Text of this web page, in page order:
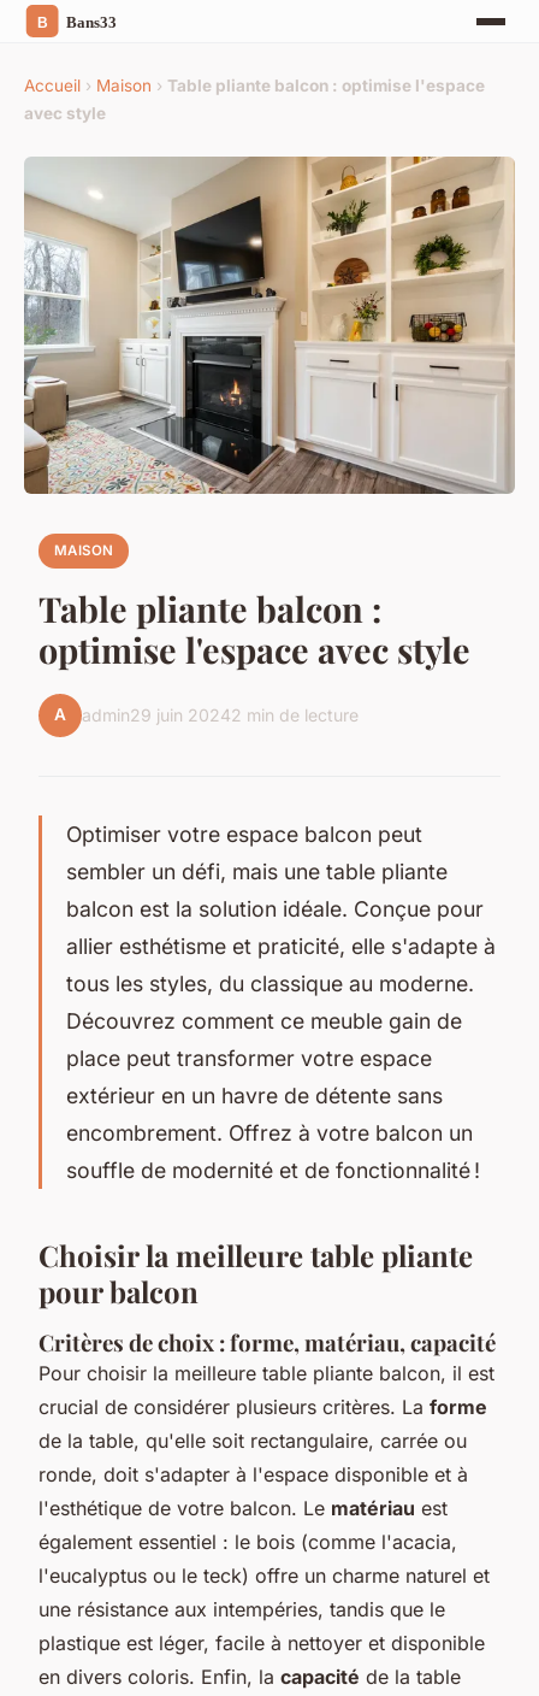
Accueil › Maison › Table pliante balcon : optimise l'espace
avec style
MAISON
Table pliante balcon :
optimise l'espace avec style
A admin29 juin 20242 min de lecture
Optimiser votre espace balcon peut
sembler un défi, mais une table pliante
balcon est la solution idéale. Conçue pour
allier esthétisme et praticité, elle s'adapte à
tous les styles, du classique au moderne.
Découvrez comment ce meuble gain de
place peut transformer votre espace
extérieur en un havre de détente sans
encombrement. Offrez à votre balcon un
souffle de modernité et de fonctionnalité !
Choisir la meilleure table pliante
pour balcon
Critères de choix : forme, matériau, capacité
Pour choisir la meilleure table pliante balcon, il est
crucial de considérer plusieurs critères. La forme
de la table, qu'elle soit rectangulaire, carrée ou
ronde, doit s'adapter à l'espace disponible et à
l'esthétique de votre balcon. Le matériau est
également essentiel : le bois (comme l'acacia,
l'eucalyptus ou le teck) offre un charme naturel et
une résistance aux intempéries, tandis que le
plastique est léger, facile à nettoyer et disponible
en divers coloris. Enfin, la capacité de la table